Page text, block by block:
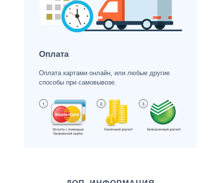
Оплата
Оплата картами онлайн, или любые другие
способы при самовывозе.